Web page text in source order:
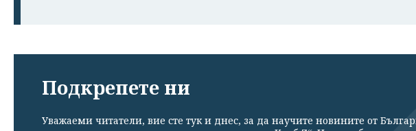
Подкрепете ни
Уважаеми читатели, вие сте тук и днес, за да научите новините от